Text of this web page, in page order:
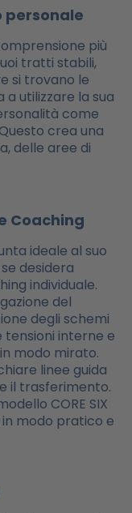
personale
più
tratti stabili,
si trovano le
a utilizzare la sua
come
crea una
delle aree di
Coaching
ideale al suo
desidera
individuale.
del
degli schemi
interne e
modo mirato.
linee guida
il trasferimento.
CORE SIX
modo pratico e